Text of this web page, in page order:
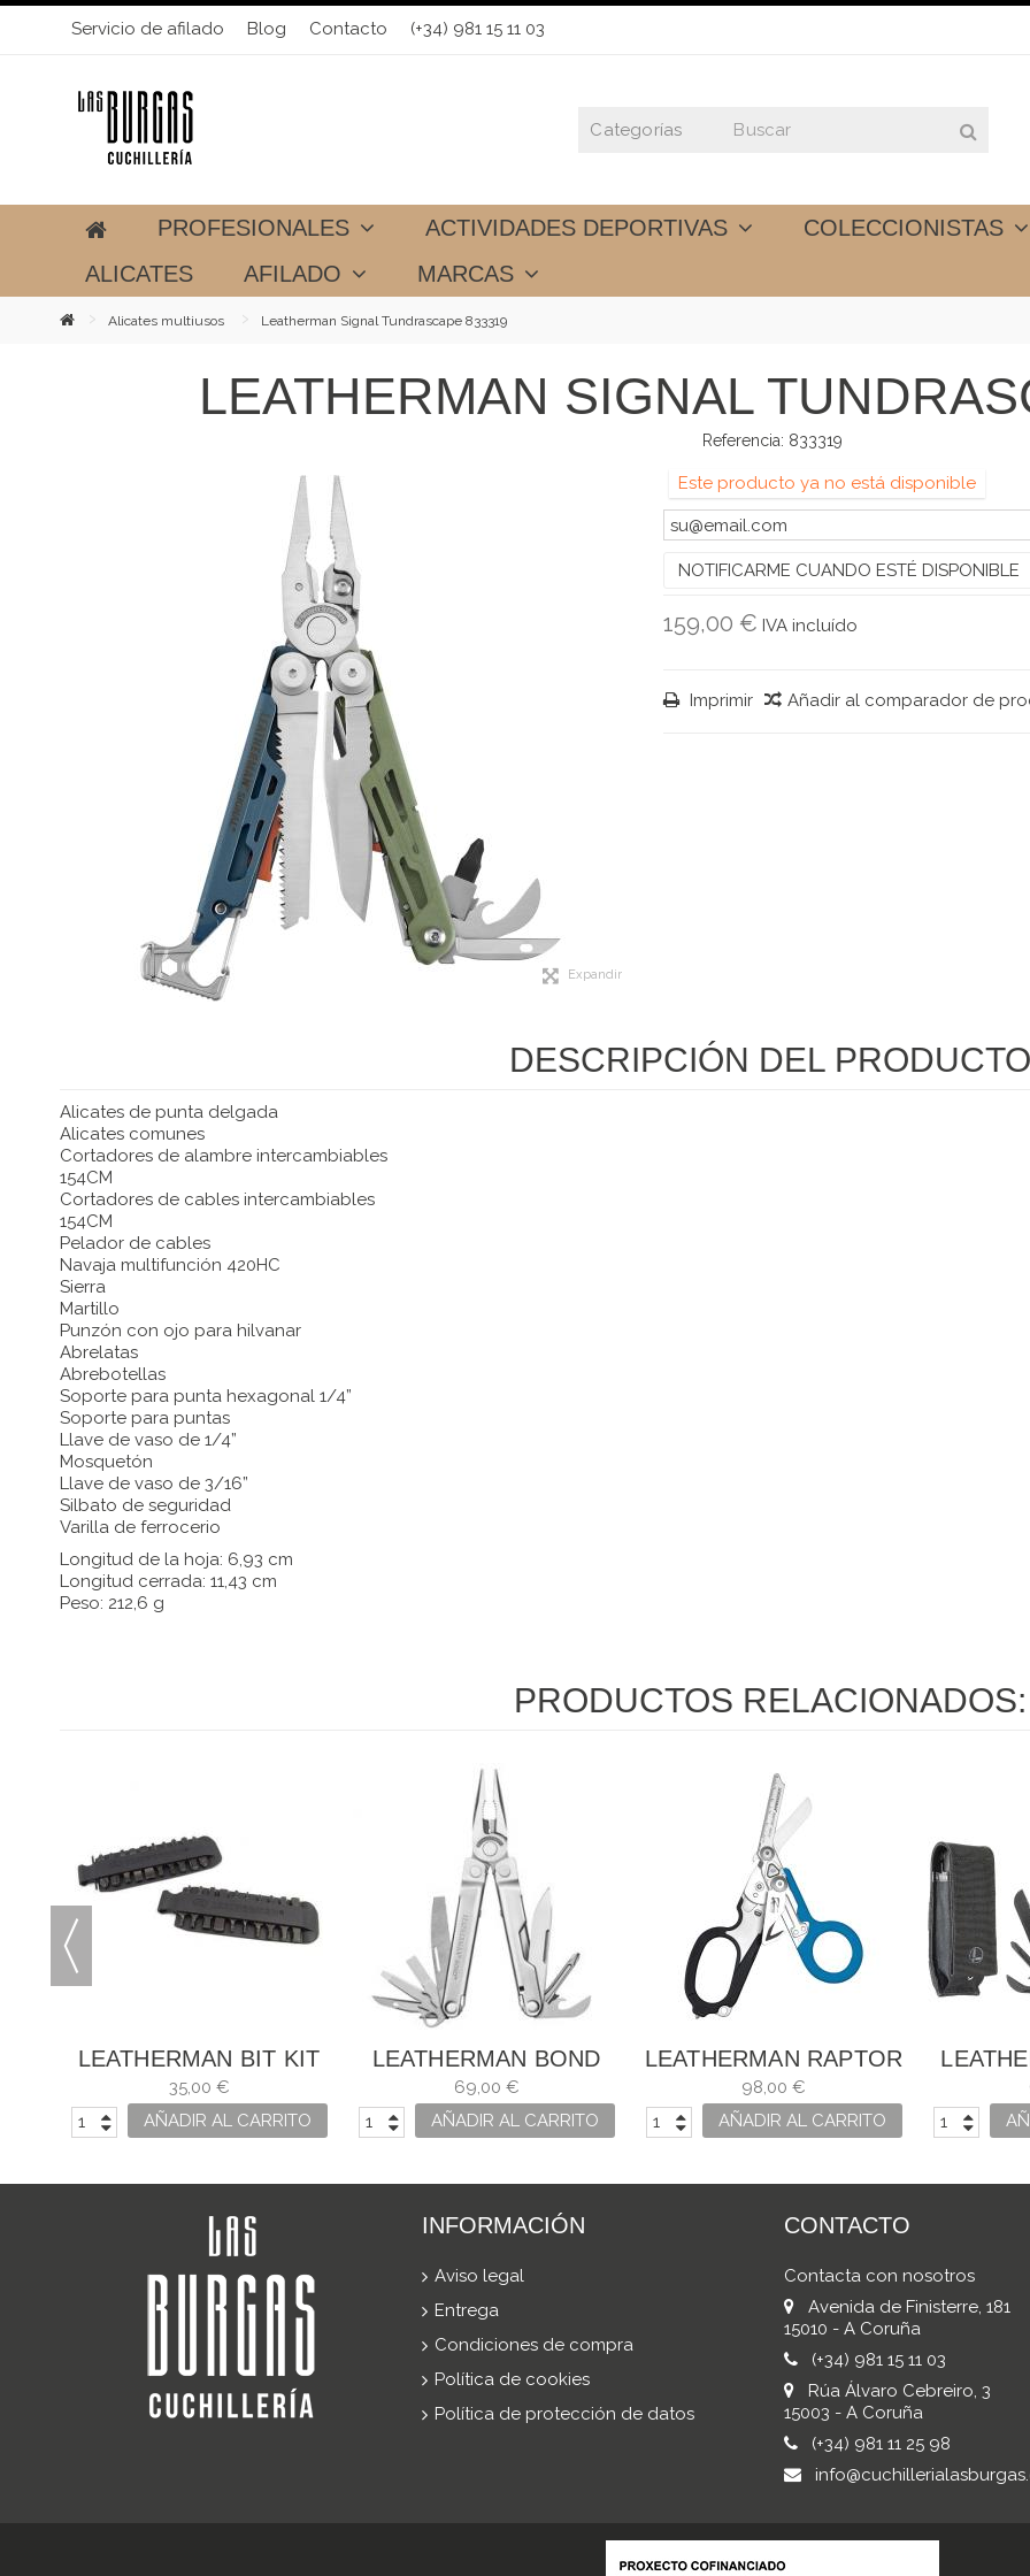
Servicio de afilado Blog Contacto (+34) 981 15 11 03
PROFESIONALES ACTIVIDADES DEPORTIVAS COLECCIONISTAS
ALICATES
AFILADO MARCAS
Alicates multiusos Leatherman Signal Tundrascape 833319
LEATHERMAN SIGNAL
Referencia: 833319
Expandir
Este producto ya no está disponible
NOTIFICARME CUANDO ESTÉ DISPONIBLE
159,00 € IVA incluído
Imprimir Añadir al comparador de
DESCRIPCIÓN DEL PRODUCTO
Alicates de punta delgada
Alicates comunes
Cortadores de alambre intercambiables
154CM
Cortadores de cables intercambiables
154CM
Pelador de cables
Navaja multifunción 420HC
Sierra
Martillo
Punzón con ojo para hilvanar
Abrelatas
Abrebotellas
Soporte para punta hexagonal 1/4”
Soporte para puntas
Llave de vaso de 1/4”
Mosquetón
Llave de vaso de 3/16”
Silbato de seguridad
Varilla de ferrocerio
Longitud de la hoja: 6,93 cm
Longitud cerrada: 11,43 cm
Peso: 212,6 g
PRODUCTOS RELACIONADOS:
LEATHERMAN BIT KIT
35,00 €
AÑADIR AL CARRITO
LEATHERMAN BOND
69,00 €
AÑADIR AL CARRITO
LEATHERMAN RAPTOR
AZUL Y NEGRA
98,00 €
AÑADIR AL CARRITO
INFORMACIÓN
Aviso legal
Entrega
Condiciones de compra
Política de cookies
Política de protección de datos
CONTACTO
Contacta con nosotros
Avenida de Finisterre, 181
15010 - A Coruña
(+34) 981 15 11 03
Rúa Álvaro Cebreiro, 3
15003 - A Coruña
(+34) 981 11 25 98